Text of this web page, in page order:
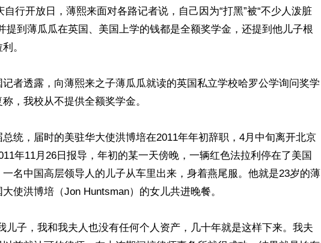
自行开放日，薄熙来面对各路记者说，自己因为“打黑”被“不少人泼脏
提到薄瓜瓜在英国、美国上学的钱都是全额奖学金，还提到他儿子根
。
者透露，向薄熙来之子薄瓜瓜就读的英国私立学校哈罗公学询问奖学
，我校从不提供全额奖学金。
统，届时的美驻华大使洪博培在2011年年初辞职，4月中旬离开北京
年11月26日报导，年初的某一天傍晚，一辆红色法拉利停在了美国
名中国高层领导人的儿子从车里出来，身着燕尾服。他就是23岁的薄
使洪博培（Jon Huntsman）的女儿共进晚餐。
儿子，我和我夫人也没有任何个人资产，几十年就是这样下来。我夫